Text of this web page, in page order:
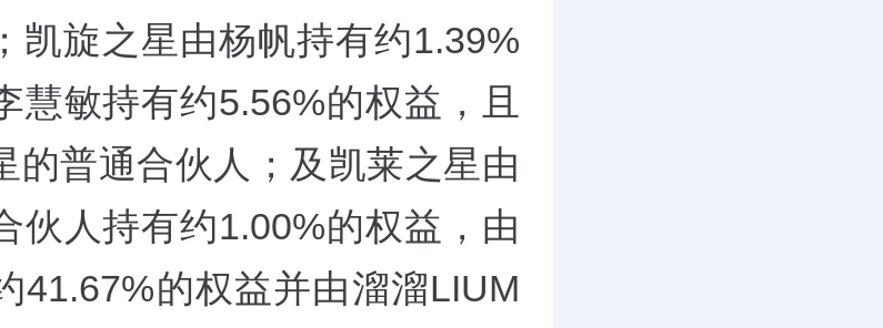
凯旋之星由杨帆持有约1.39%
慧敏持有约5.56%的权益，且
的普通合伙人；及凯莱之星由
伙人持有约1.00%的权益，由
41.67%的权益并由溜溜LIUM